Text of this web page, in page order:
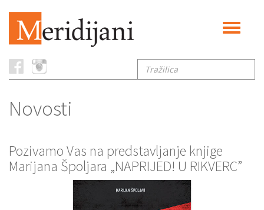
Toggle
Tražilica
Novosti
Pozivamo Vas na predstavljanje knjige
Marijana Špoljara „NAPRIJED! U RIKVERC”